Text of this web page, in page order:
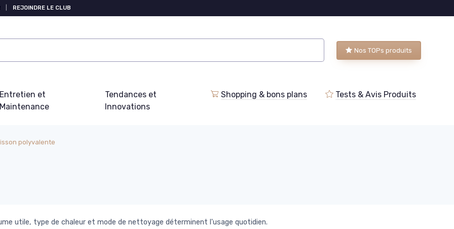
REJOINDRE LE CLUB
Nos TOPs produits
Entretien et
Maintenance
Tendances et
Innovations
Shopping & bons plans Tests & Avis Produits
polyvalente
utile, type de chaleur et mode de nettoyage déterminent l'usage quotidien.